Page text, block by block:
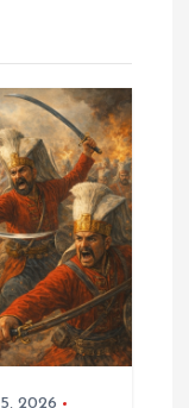
2026